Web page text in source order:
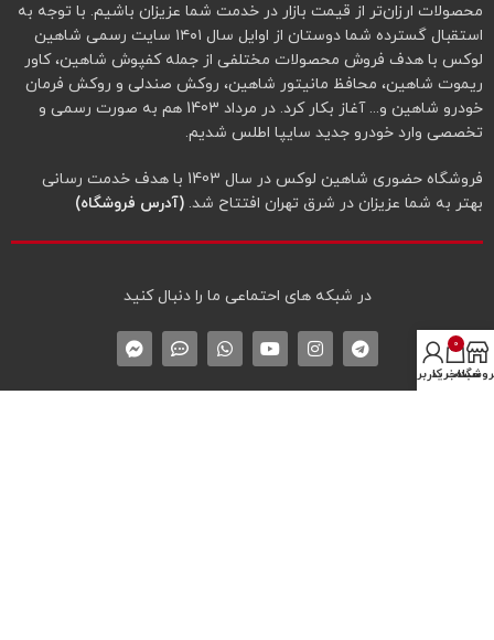
محصولات ارزان‌تر از قیمت بازار در خدمت شما عزیزان باشیم. با توجه به
استقبال گسترده شما دوستان از اوایل سال ۱۴۰۱ سایت رسمی شاهین
لوکس با هدف فروش محصولات مختلفی از جمله کفپوش شاهین، کاور
ریموت شاهین، محافظ مانیتور شاهین، روکش صندلی و روکش فرمان
خودرو شاهین و... آغاز بکار کرد. در مرداد 1403 هم به صورت رسمی و
تخصصی وارد خودرو جدید سایپا اطلس شدیم.
فروشگاه حضوری شاهین لوکس در سال 1403 با هدف خدمت رسانی
بهتر به شما عزیزان در شرق تهران افتتاح شد. (آدرس فروشگاه)
در شبکه‌ های احتماعی ما را دنبال کنید
0
سبد خرید
حساب کاربری من